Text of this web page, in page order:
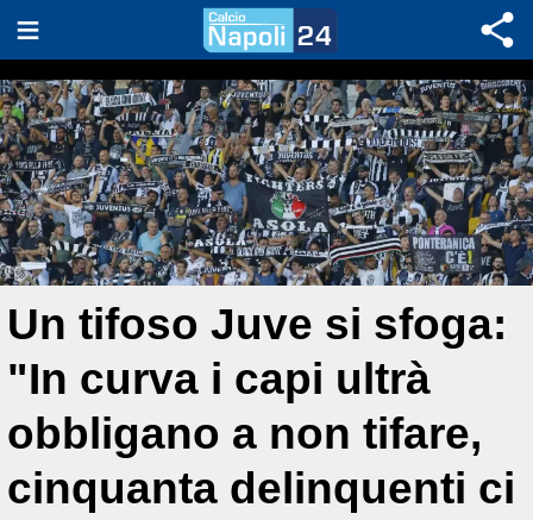
Un tifoso Juve si sfoga:
"In curva i capi ultrà
obbligano a non tifare,
cinquanta delinquenti ci